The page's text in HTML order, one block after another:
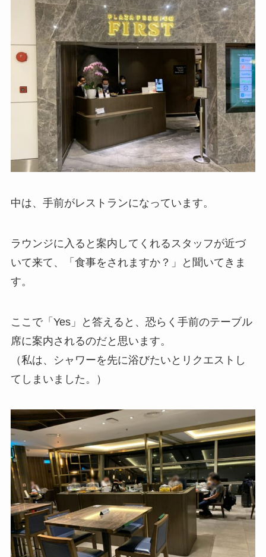
中は、手前がレストランになっています。
ラウンジに入ると案内してくれるスタッフが近づ
いて来て、「食事をされますか？」と聞いてきま
す。
ここで「Yes」と答えると、恐らく手前のテーブル
席に案内されるのだと思います。
（私は、シャワーを先に浴びたいとリクエストし
てしまいました。）